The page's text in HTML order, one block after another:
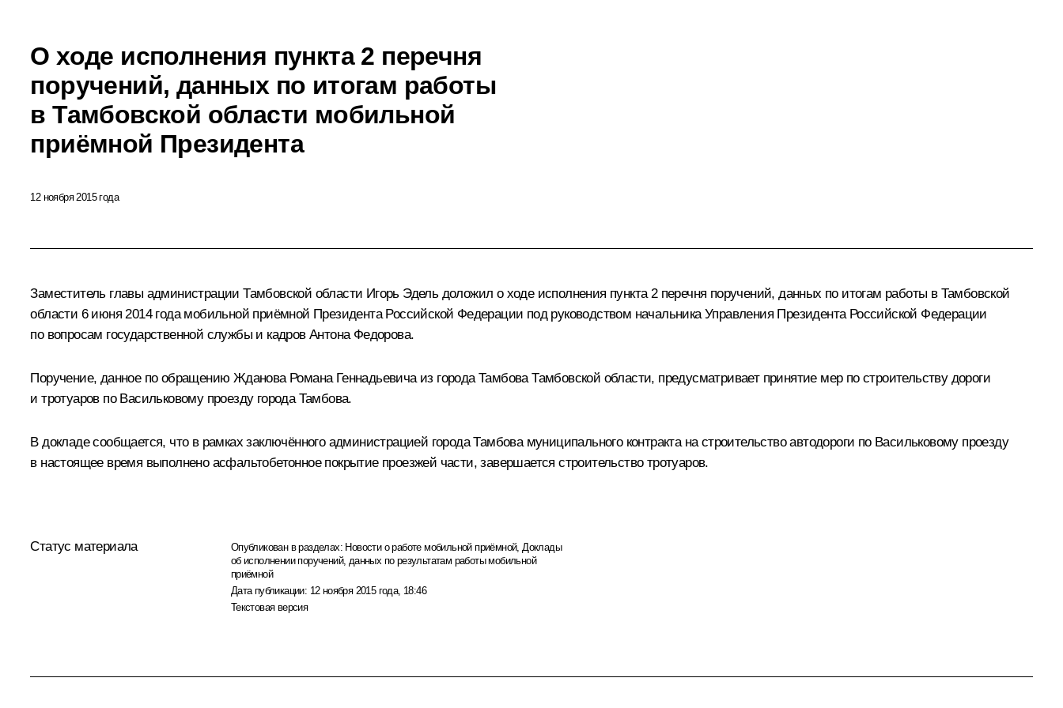
О ходе исполнения пункта 2 перечня
поручений, данных по итогам работы
в Тамбовской области мобильной
приёмной Президента
12 ноября 2015 года
Заместитель главы администрации Тамбовской области Игорь Эдель доложил о ходе исполнения пункта 2 перечня поручений, данных по итогам работы в Тамбовской
области 6 июня 2014 года мобильной приёмной Президента Российской Федерации под руководством начальника Управления Президента Российской Федерации
по вопросам государственной службы и кадров Антона Федорова.
Поручение, данное по обращению Жданова Романа Геннадьевича из города Тамбова Тамбовской области, предусматривает принятие мер по строительству дороги
и тротуаров по Васильковому проезду города Тамбова.
В докладе сообщается, что в рамках заключённого администрацией города Тамбова муниципального контракта на строительство автодороги по Васильковому проезду
в настоящее время выполнено асфальтобетонное покрытие проезжей части, завершается строительство тротуаров.
Статус материала Опубликован в разделах: Новости о работе мобильной приёмной,Доклады
об исполнении поручений, данных по результатам работы мобильной
приёмной
Дата публикации: 12 ноября 2015 года, 18:46
Текстовая версия